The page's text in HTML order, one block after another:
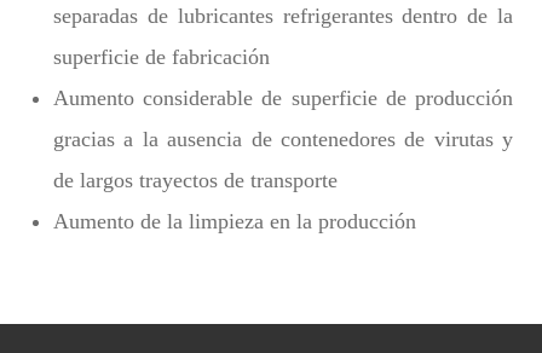
separadas de lubricantes refrigerantes dentro de la
superficie de fabricación
Aumento considerable de superficie de producción
gracias a la ausencia de contenedores de virutas y
de largos trayectos de transporte
Aumento de la limpieza en la producción